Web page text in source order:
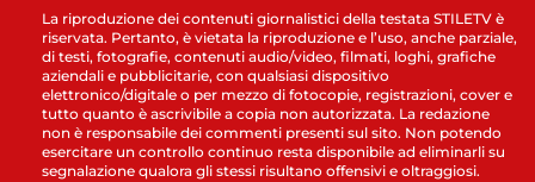
La riproduzione dei contenuti giornalistici della testata STILETV è
riservata. Pertanto, è vietata la riproduzione e l’uso, anche parziale,
di testi, fotografie, contenuti audio/video, filmati, loghi, grafiche
aziendali e pubblicitarie, con qualsiasi dispositivo
elettronico/digitale o per mezzo di fotocopie, registrazioni, cover e
tutto quanto è ascrivibile a copia non autorizzata. La redazione
non è responsabile dei commenti presenti sul sito. Non potendo
esercitare un controllo continuo resta disponibile ad eliminarli su
segnalazione qualora gli stessi risultano offensivi e oltraggiosi.